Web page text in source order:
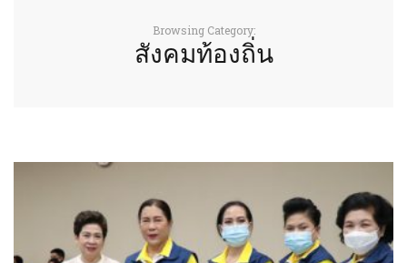
Browsing Category:
สังคมท้องถิ่น